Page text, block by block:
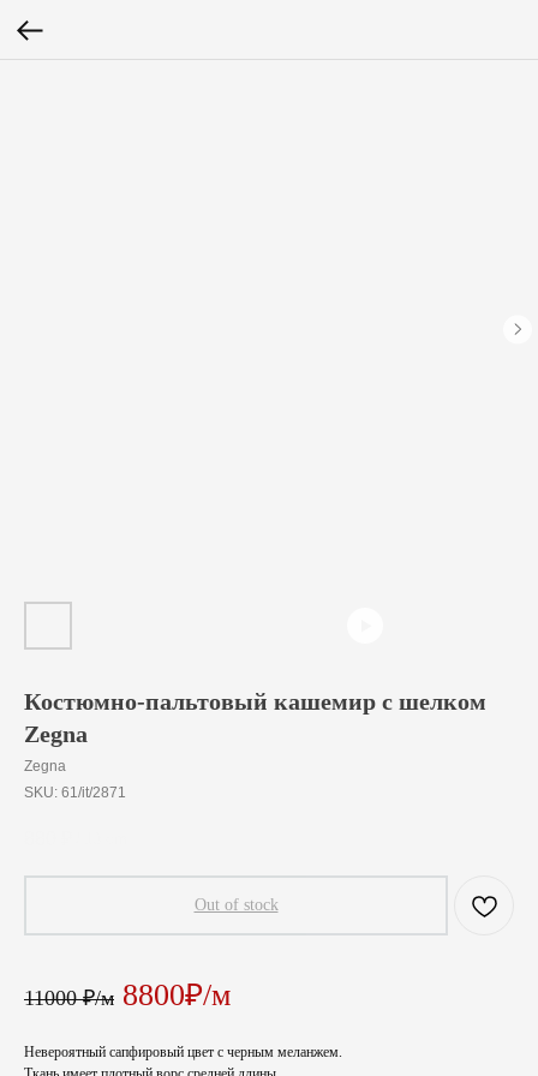
Костюмно-пальтовый кашемир с шелком
Zegna
Zegna
SKU: 61/it/2871
Out of stock
11000 ₽/м 8800₽/м
Невероятный сапфировый цвет с черным меланжем.